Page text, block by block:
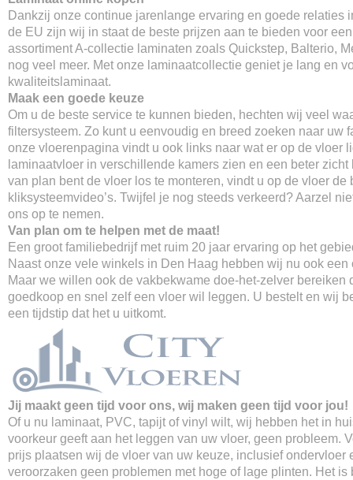
Dankzij onze continue jarenlange ervaring en goede relaties
de EU zijn wij in staat de beste prijzen aan te bieden voor
assortiment A-collectie laminaten zoals Quickstep, Balterio,
nog veel meer. Met onze laminaatcollectie geniet je lang en
kwaliteitslaminaat.
Maak een goede keuze
Om u de beste service te kunnen bieden, hechten wij veel
filtersysteem. Zo kunt u eenvoudig en breed zoeken naar uw
onze vloerenpagina vindt u ook links naar wat er op de vloer
laminaatvloer in verschillende kamers zien en een beter zicht
van plan bent de vloer los te monteren, vindt u op de vloer de
kliksysteemvideo’s. Twijfel je nog steeds verkeerd? Aarzel
ons op te nemen.
Van plan om te helpen met de maat!
Een groot familiebedrijf met ruim 20 jaar ervaring op het
Naast onze vele winkels in Den Haag hebben wij nu ook
Maar we willen ook de vakbekwame doe-het-zelver bereiken
goedkoop en snel zelf een vloer wil leggen. U bestelt en wij
een tijdstip dat het u uitkomt.
Jij maakt geen tijd voor ons, wij maken geen tijd voor jou!
Of u nu laminaat, PVC, tapijt of vinyl wilt, wij hebben het in
voorkeur geeft aan het leggen van uw vloer, geen probleem.
prijs plaatsen wij de vloer van uw keuze, inclusief ondervloer
veroorzaken geen problemen met hoge of lage plinten. Het is